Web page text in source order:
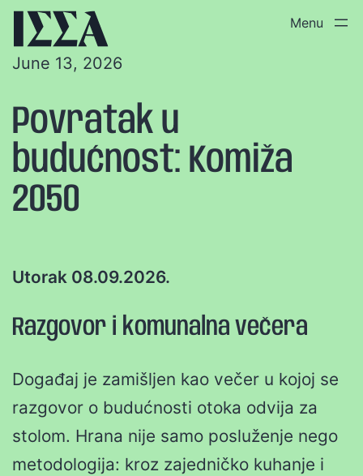
June 13, 2026
Povratak u
budućnost: Komiža
2050
Utorak 08.09.2026.
Razgovor i komunalna večera
Događaj je zamišljen kao večer u kojoj se
razgovor o budućnosti otoka odvija za
stolom. Hrana nije samo posluženje nego
metodologija: kroz zajedničko kuhanje i